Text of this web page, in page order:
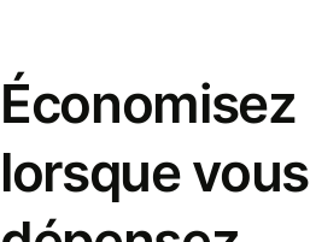
Économisez
lorsque vous